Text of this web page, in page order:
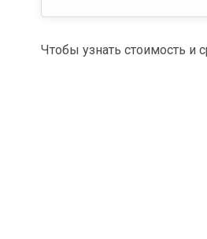
Чтобы узнать стоимость и